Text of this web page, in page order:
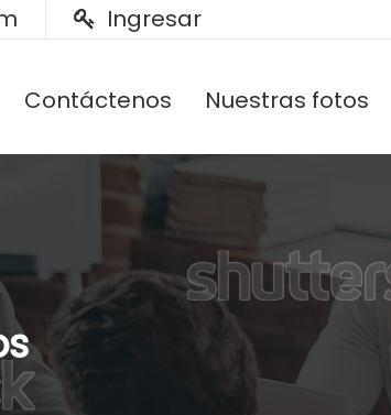
Ingresar
Contáctenos Nuestras fotos